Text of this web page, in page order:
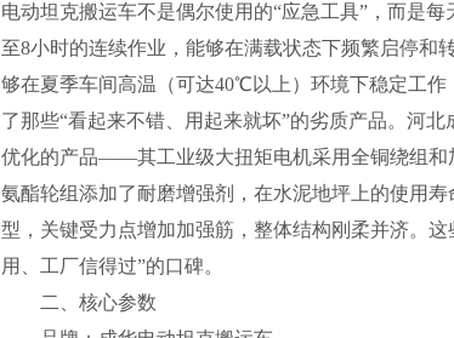
电动坦克搬运车不是偶尔使用的“应急工具”，而是
至8小时的连续作业，能够在满载状态下频繁启停和
够在夏季车间高温（可达40℃以上）环境下稳定工
了那些“看起来不错、用起来就坏”的劣质产品。河
优化的产品——其工业级大扭矩电机采用全铜绕组和
氨酯轮组添加了耐磨增强剂，在水泥地坪上的使用
型，关键受力点增加加强筋，整体结构刚柔并济。
用、工厂信得过”的口碑。
二、核心参数